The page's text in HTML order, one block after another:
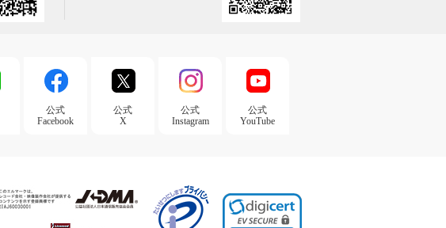
公式
Facebook
公式
X
公式
Instagram
公式
YouTube